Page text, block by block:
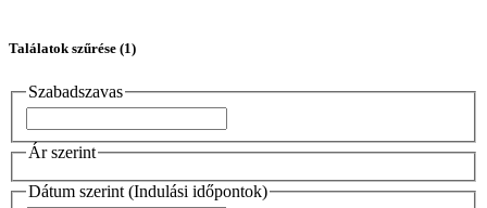
Találatok szűrése (1)
Szabadszavas
Ár szerint
Dátum szerint (Indulási időpontok)